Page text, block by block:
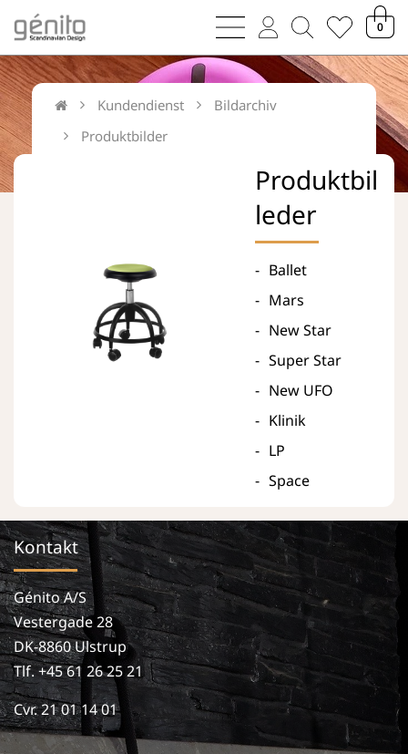
bars
sharp
thin
user
thin
magnifying
glass
thin
heart
thin
0
Kundendienst
Bildarchiv
Produktbilder
Produktbil
leder
Ballet
Mars
New Star
Super Star
New UFO
Klinik
LP
Space
Kontakt
Génito A/S
Vestergade 28
DK-8860 Ulstrup
Tlf. +45 61 26 25 21
Cvr. 21 01 14 01